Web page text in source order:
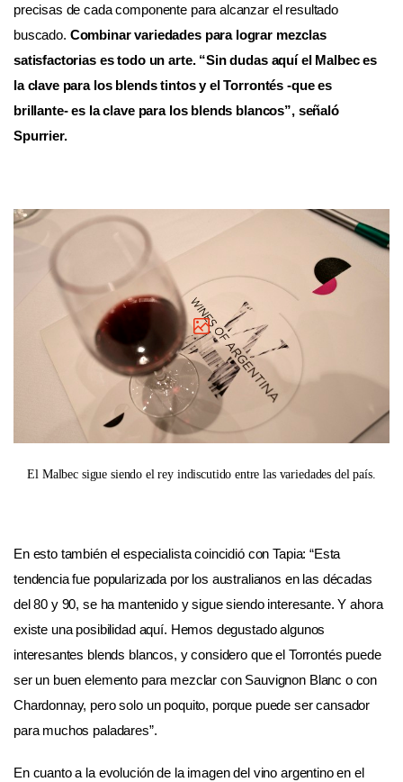
precisas de cada componente para alcanzar el resultado
buscado. Combinar variedades para lograr mezclas
satisfactorias es todo un arte. “Sin dudas aquí el Malbec es
la clave para los blends tintos y el Torrontés -que es
brillante- es la clave para los blends blancos”, señaló
Spurrier.
El Malbec sigue siendo el rey indiscutido entre las variedades del país.
En esto también el especialista coincidió con Tapia: “Esta
tendencia fue popularizada por los australianos en las décadas
del 80 y 90, se ha mantenido y sigue siendo interesante. Y ahora
existe una posibilidad aquí. Hemos degustado algunos
interesantes blends blancos, y considero que el Torrontés puede
ser un buen elemento para mezclar con Sauvignon Blanc o con
Chardonnay, pero solo un poquito, porque puede ser cansador
para muchos paladares”.
En cuanto a la evolución de la imagen del vino argentino en el